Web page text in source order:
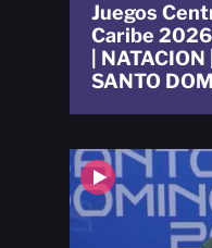
Juegos
Caribe
| NATACION
SANTO